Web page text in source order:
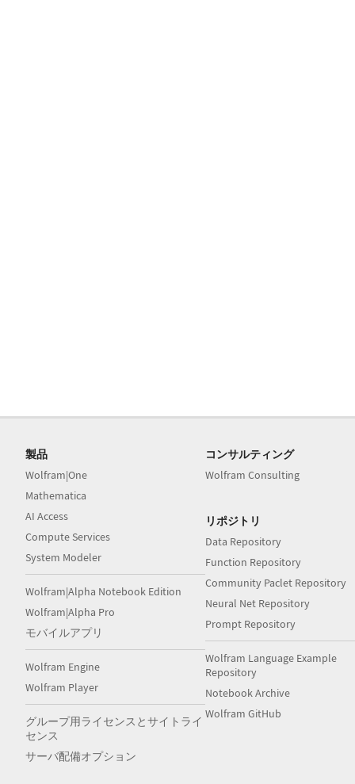
製品
Wolfram|One
Mathematica
AI Access
Compute Services
System Modeler
Wolfram|Alpha Notebook Edition
Wolfram|Alpha Pro
モバイルアプリ
Wolfram Engine
Wolfram Player
グループ用ライセンスとサイトライ
センス
サーバ配備オプション
コンサルティング
Wolfram Consulting
リポジトリ
Data Repository
Function Repository
Community Paclet Repository
Neural Net Repository
Prompt Repository
Wolfram Language Example
Repository
Notebook Archive
Wolfram GitHub